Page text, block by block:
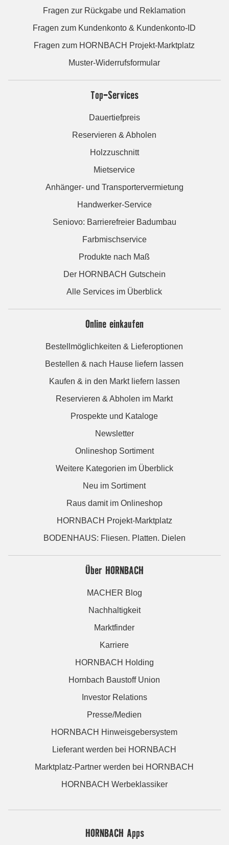
Fragen zur Rückgabe und Reklamation
Fragen zum Kundenkonto & Kundenkonto-ID
Fragen zum HORNBACH Projekt-Marktplatz
Muster-Widerrufsformular
Top-Services
Dauertiefpreis
Reservieren & Abholen
Holzzuschnitt
Mietservice
Anhänger- und Transportervermietung
Handwerker-Service
Seniovo: Barrierefreier Badumbau
Farbmischservice
Produkte nach Maß
Der HORNBACH Gutschein
Alle Services im Überblick
Online einkaufen
Bestellmöglichkeiten & Lieferoptionen
Bestellen & nach Hause liefern lassen
Kaufen & in den Markt liefern lassen
Reservieren & Abholen im Markt
Prospekte und Kataloge
Newsletter
Onlineshop Sortiment
Weitere Kategorien im Überblick
Neu im Sortiment
Raus damit im Onlineshop
HORNBACH Projekt-Marktplatz
BODENHAUS: Fliesen. Platten. Dielen
Über HORNBACH
MACHER Blog
Nachhaltigkeit
Marktfinder
Karriere
HORNBACH Holding
Hornbach Baustoff Union
Investor Relations
Presse/Medien
HORNBACH Hinweisgebersystem
Lieferant werden bei HORNBACH
Marktplatz-Partner werden bei HORNBACH
HORNBACH Werbeklassiker
HORNBACH Apps